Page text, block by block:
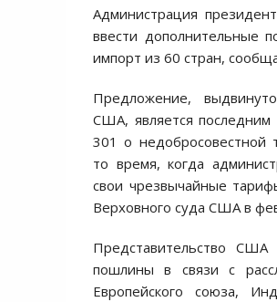
Администрация
ввести дополнительные
импорт из 60 стран,
Предложение,
США, является последним
301 о недобросовестной
то время, когда
свои чрезвычайные
Верховного суда США в
Представительство
пошлины в связи с
Европейского союза,